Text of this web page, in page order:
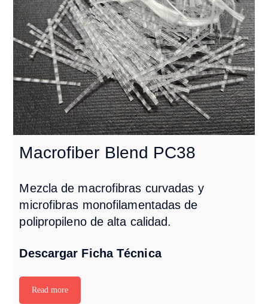
Macrofiber Blend PC38
Mezcla de macrofibras curvadas y
microfibras monofilamentadas de
polipropileno de alta calidad.
Descargar Ficha Técnica
Read more